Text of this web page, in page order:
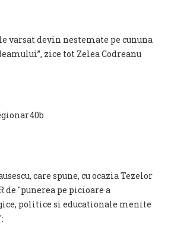
varsat devin nestemate pe cununa
zice tot Zelea Codreanu
care spune, cu ocazia Tezelor
de "pu­ne­rea pe picioare a
politice si educationale menite